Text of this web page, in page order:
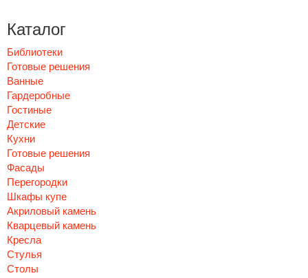
Каталог
Библиотеки
Готовые решения
Ванные
Гардеробные
Гостиные
Детские
Кухни
Готовые решения
Фасады
Перегородки
Шкафы купе
Акриловый камень
Кварцевый камень
Кресла
Стулья
Столы